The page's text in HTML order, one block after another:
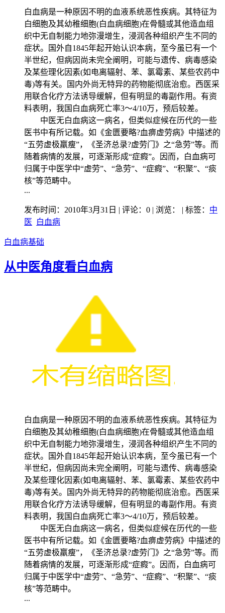
白血病是一种原因不明的血液系统恶性疾病。其特征为
白细胞及其幼稚细胞(白血病细胞)在骨髓或其他造血组
织中无自制能力地弥漫增生，浸润各种组织产生不同的
症状。国外自1845年起开始认识本病，至今虽已有一个
半世纪，但病因尚未完全阐明，可能与遗传、病毒感染
及某些理化因素(如电离辐射、苯、氯霉素、某些农药中
毒)等有关。国内外尚无特异的药物能彻底治愈。西医采
用联合化疗方法诱导缓解，但有明显的毒副作用。有资
料表明，我国白血病死亡率3～4/10万，预后较差。
中医无白血病这一病名，但类似症候在历代的一些
医书中有所记载。如《金匮要略?血痹虚劳病》中描述的
“五劳虚极羸瘦”，《圣济总录?虚劳门》之“急劳”等。而
随着病情的发展，可逐渐形成“症瘕”。因而，白血病可
归属于中医学中“虚劳”、“急劳”、“症瘕”、“积聚”、“痰
核”等范畴中。
...
发布时间：2010年3月31日 | 评论：0 | 浏览： | 标签： 中
医
白血病
白血病基础
从中医角度看白血病
白血病是一种原因不明的血液系统恶性疾病。其特征为
白细胞及其幼稚细胞(白血病细胞)在骨髓或其他造血组
织中无自制能力地弥漫增生，浸润各种组织产生不同的
症状。国外自1845年起开始认识本病，至今虽已有一个
半世纪，但病因尚未完全阐明，可能与遗传、病毒感染
及某些理化因素(如电离辐射、苯、氯霉素、某些农药中
毒)等有关。国内外尚无特异的药物能彻底治愈。西医采
用联合化疗方法诱导缓解，但有明显的毒副作用。有资
料表明，我国白血病死亡率3～4/10万，预后较差。
中医无白血病这一病名，但类似症候在历代的一些
医书中有所记载。如《金匮要略?血痹虚劳病》中描述的
“五劳虚极羸瘦”，《圣济总录?虚劳门》之“急劳”等。而
随着病情的发展，可逐渐形成“症瘕”。因而，白血病可
归属于中医学中“虚劳”、“急劳”、“症瘕”、“积聚”、“痰
核”等范畴中。
...